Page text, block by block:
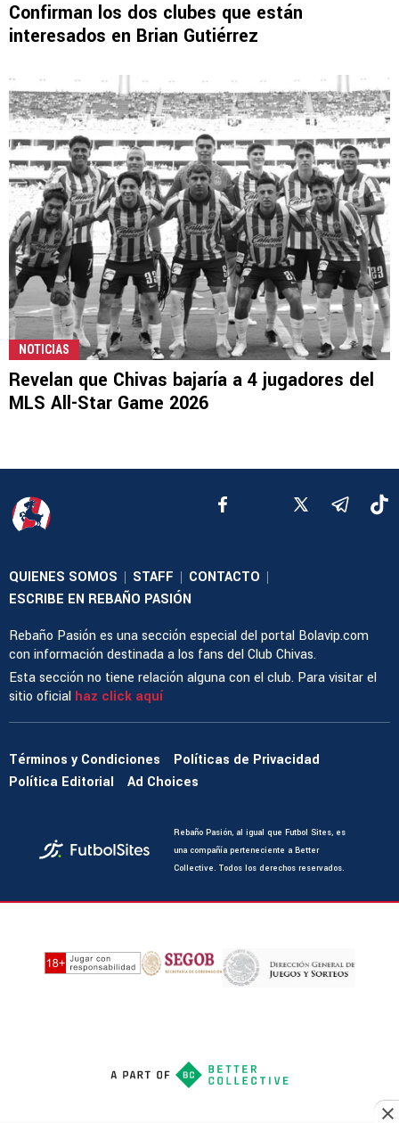
Confirman los dos clubes que están
interesados en Brian Gutiérrez
NOTICIAS
Revelan que Chivas bajaría a 4 jugadores del
MLS All-Star Game 2026
QUIENES SOMOS | STAFF | CONTACTO |
ESCRIBE EN REBAÑO PASIÓN
Rebaño Pasión es una sección especial del portal Bolavip.com
con información destinada a los fans del Club Chivas.
Esta sección no tiene relación alguna con el club. Para visitar el
sitio oficial haz click aquí
Términos y Condiciones
Políticas de Privacidad
Política Editorial
Ad Choices
Rebaño Pasión, al igual que Futbol Sites, es
una compañía perteneciente a Better
Collective. Todos los derechos reservados.